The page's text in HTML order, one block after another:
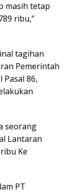
masih tetap
ribu,”
tagihan
Pemerintah
86,
seorang
Lantaran
Ke
PT